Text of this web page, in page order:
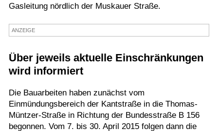
Sport
Termine
Gasleitung nördlich der Muskauer Straße.
ANZEIGE
Über jeweils aktuelle Einschränkungen
wird informiert
Die Bauarbeiten haben zunächst vom
Einmündungsbereich der Kantstraße in die Thomas-
Müntzer-Straße in Richtung der Bundesstraße B 156
begonnen. Vom 7. bis 30. April 2015 folgen dann die